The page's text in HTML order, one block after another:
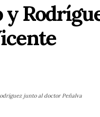
junto al doctor Peñalva